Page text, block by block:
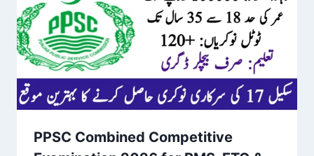
PPSC Combined Competitive